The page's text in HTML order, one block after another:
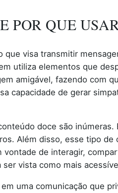
POR QUE USAR
visa transmitir
utiliza elementos que
amigável, fazendo com
capacidade de gerar
doce são
Além disso, esse tipo
de interagir,
vista como mais
uma comunicação que